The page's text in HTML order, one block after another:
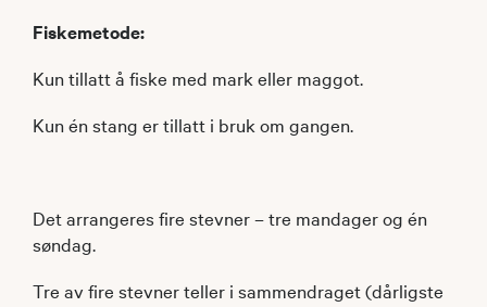
Fiskemetode:
Kun tillatt å fiske med mark eller maggot.
Kun én stang er tillatt i bruk om gangen.
Det arrangeres fire stevner – tre mandager og én
søndag.
Tre av fire stevner teller i sammendraget (dårligste